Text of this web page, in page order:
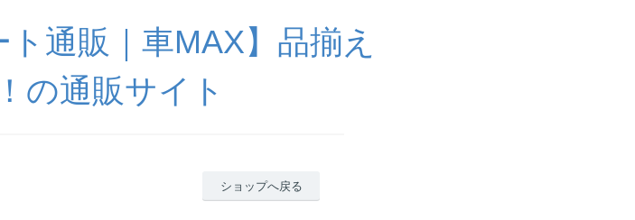
通販｜車MAX】品揃え
の通販サイト
ショップへ戻る